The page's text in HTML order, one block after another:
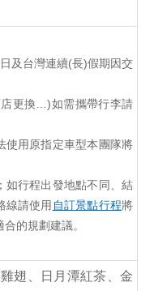
及台灣連續(長)假期因交
更換…)如需攜帶行李請
使用原指定車型本團隊將
如行程出發地點不同、結
線請使用 自訂景點行程將
的規劃建議。
翅、日月潭紅茶、金